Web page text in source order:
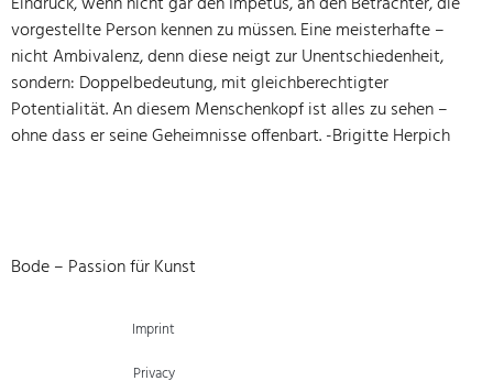
vorgestellte Person kennen zu müssen. Eine meisterhafte –
nicht Ambivalenz, denn diese neigt zur Unentschiedenheit,
sondern: Doppelbedeutung, mit gleichberechtigter
Potentialität. An diesem Menschenkopf ist alles zu sehen –
ohne dass er seine Geheimnisse offenbart. -Brigitte Herpich
Bode – Passion für Kunst
Imprint
Privacy